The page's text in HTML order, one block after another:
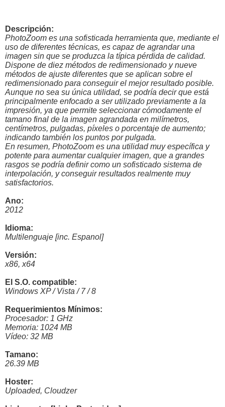
Descripción:
PhotoZoom es una sofisticada herramienta que, mediante el
uso de diferentes técnicas, es capaz de agrandar una
imagen sin que se produzca la típica pérdida de calidad.
Dispone de diez métodos de redimensionado y nueve
métodos de ajuste diferentes que se aplican sobre el
redimensionado para conseguir el mejor resultado posible.
Aunque no sea su única utilidad, se podría decir que está
principalmente enfocado a ser utilizado previamente a la
impresión, ya que permite seleccionar cómodamente el
tamano final de la imagen agrandada en milímetros,
centímetros, pulgadas, píxeles o porcentaje de aumento;
indicando también los puntos por pulgada.
En resumen, PhotoZoom es una utilidad muy específica y
potente para aumentar cualquier imagen, que a grandes
rasgos se podría definir como un sofisticado sistema de
interpolación, y conseguir resultados realmente muy
satisfactorios.
Ano:
2012
Idioma:
Multilenguaje [inc. Espanol]
Versión:
x86, x64
El S.O. compatible:
Windows XP / Vista / 7 / 8
Requerimientos Mínimos:
Procesador: 1 GHz
Memoria: 1024 MB
Vídeo: 32 MB
Tamano:
26.39 MB
Hoster:
Uploaded, Cloudzer